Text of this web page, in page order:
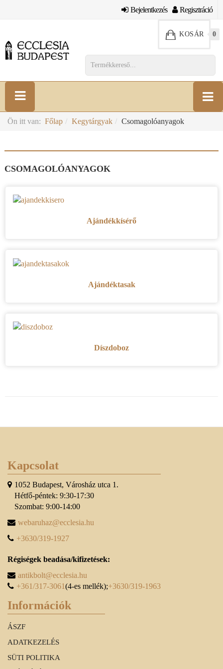
Bejelentkezés Regisztráció
KOSÁR 0
Ön itt van: Főlap Kegytárgyak Csomagolóanyagok
CSOMAGOLÓANYAGOK
Ajándékkísérő
Ajándéktasak
Díszdoboz
Kapcsolat
1052 Budapest, Városház utca 1.
Hétfő-péntek: 9:30-17:30
Szombat: 9:00-14:00
webaruhaz@ecclesia.hu
+3630/319-1927
Régiségek beadása/kifizetések:
antikbolt@ecclesia.hu
+361/317-3061(4-es mellék);+3630/319-1963
Információk
ÁSZF
ADATKEZELÉS
SÜTI POLITIKA